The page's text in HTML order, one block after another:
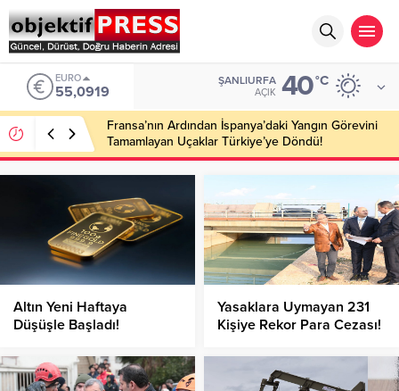
EURO
55,0919
ŞANLIURFA
AÇIK 40°C
Fransa’nın Ardından İspanya’daki Yangın Görevini
Tamamlayan Uçaklar Türkiye’ye Döndü!
Altın Yeni Haftaya
Düşüşle Başladı!
Yasaklara Uymayan 231
Kişiye Rekor Para Cezası!